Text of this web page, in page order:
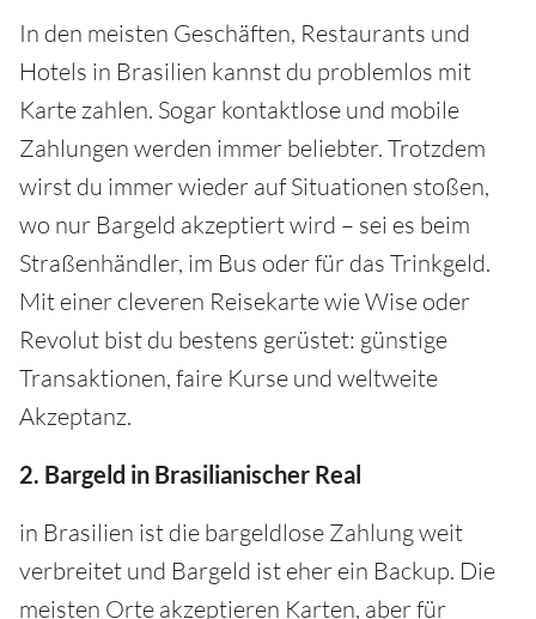
In den meisten Geschäften, Restaurants und
Hotels in Brasilien kannst du problemlos mit
Karte zahlen. Sogar kontaktlose und mobile
Zahlungen werden immer beliebter. Trotzdem
wirst du immer wieder auf Situationen stoßen,
wo nur Bargeld akzeptiert wird – sei es beim
Straßenhändler, im Bus oder für das Trinkgeld.
Mit einer cleveren Reisekarte wie Wise oder
Revolut bist du bestens gerüstet: günstige
Transaktionen, faire Kurse und weltweite
Akzeptanz.
2. Bargeld in Brasilianischer Real
in Brasilien ist die bargeldlose Zahlung weit
verbreitet und Bargeld ist eher ein Backup. Die
meisten Orte akzeptieren Karten, aber für